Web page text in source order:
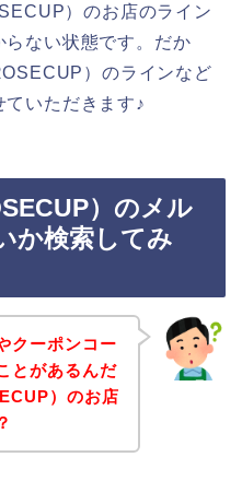
）のお店のライン
らない状態です。だか
）のラインなど
ていただきます♪
）のメル
か検索してみ
クーポンコー
とがあるんだ
）のお店